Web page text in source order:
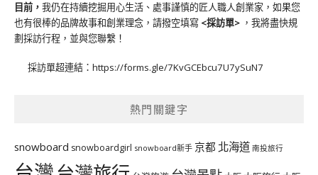
目前， 我仍在持續挖掘用心生活、處事謹慎的匠人職人創業家，如果您
也有很棒的品牌故事和創業理念，請撥空填寫 <採訪單> ，我將盡快規
劃採訪行程，並與您聯繫！
採訪單超連結： https://forms.gle/7KvGCEbcu7U7ySuN7
熱門關鍵字
snowboard snowboardgirl snowboard新手 京都 北海道 南投旅行